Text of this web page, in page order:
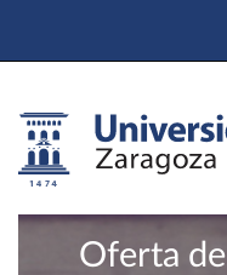
Oferta de